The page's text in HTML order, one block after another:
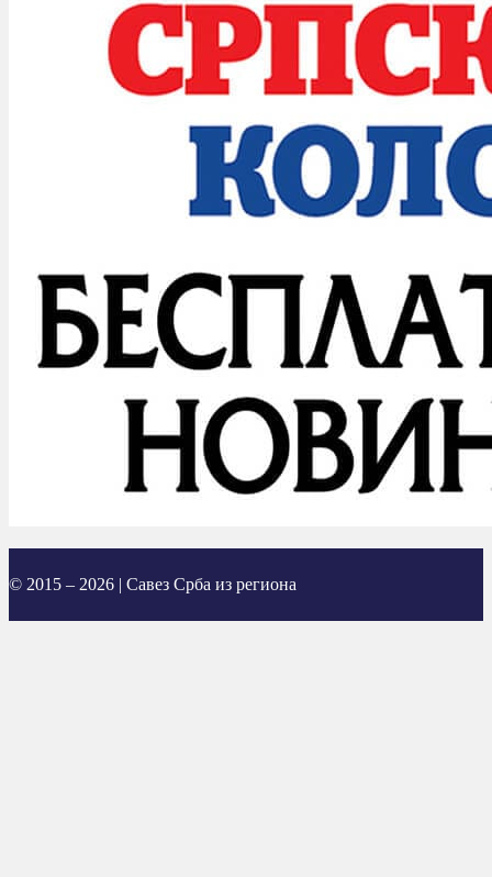
© 2015 – 2026 | Савез Срба из региона